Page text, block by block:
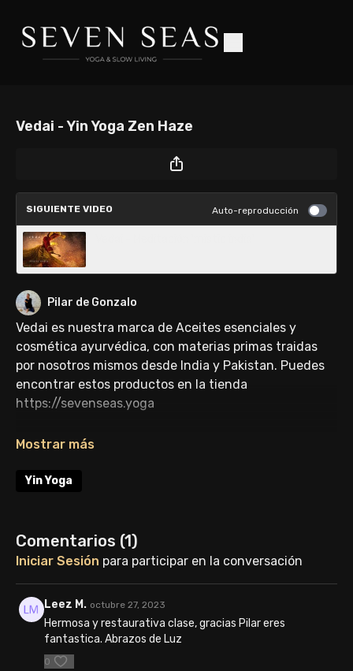
Vedai - Yin Yoga Zen Haze
SIGUIENTE VIDEO Auto-reproducción
Pilar de Gonzalo
Vedai es nuestra marca de Aceites esenciales y
cosmética ayurvédica, con materias primas traidas
por nosotros mismos desde India y Pakistan. Puedes
encontrar estos productos en la tienda
https://sevenseas.yoga
BIENVENIDOS A LA EXPERIENCIA “ZEN HAZE" DE
valiosa y profundamente terapéutica.
Aplica esta esencia en las muñecas, tras las
orejas y el entrecejo antes de realizar esta
práctica; te animo a conectar con el despertar
de tus sentidos, comenzando desde tu alma
hasta tu piel
Yin Yoga
Comentarios (1)
Iniciar Sesión para participar en la conversación
Leez M. octubre 27, 2023
Hermosa y restaurativa clase, gracias Pilar eres
fantastica. Abrazos de Luz
0